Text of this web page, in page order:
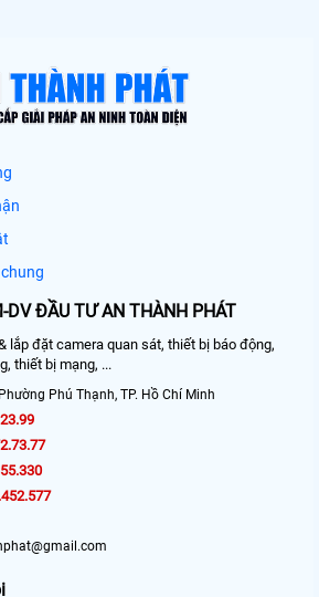
DV ĐẦU TƯ AN THÀNH PHÁT
lắp đặt camera quan sát, thiết bị báo động,
thiết bị mạng, ...
Phú Thạnh, TP. Hồ Chí Minh